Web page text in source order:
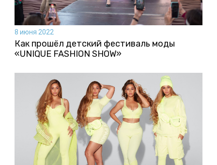
8 июня 2022
Как прошёл детский фестиваль моды
«UNIQUE FASHION SHOW»